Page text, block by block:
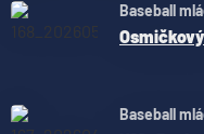
Baseball
Baseball